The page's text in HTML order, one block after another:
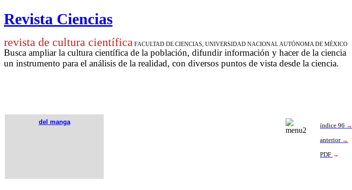
Revista Ciencias
revista de cultura científica FACULTAD DE CIENCIAS, UNIVERSIDAD NACIONAL AUTÓNOMA DE MÉXICO
Busca ampliar la cultura científica de la población, difundir información y hacer de la ciencia
un instrumento para el análisis de la realidad, con diversos puntos de vista desde la ciencia.
del manga índice 96 →
anterior→
PDF →